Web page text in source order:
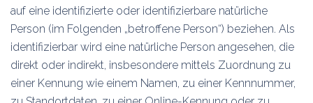
auf eine identifizierte oder identifizierbare natürliche
Person (im Folgenden „betroffene Person“) beziehen. Als
identifizierbar wird eine natürliche Person angesehen, die
direkt oder indirekt, insbesondere mittels Zuordnung zu
einer Kennung wie einem Namen, zu einer Kennnummer,